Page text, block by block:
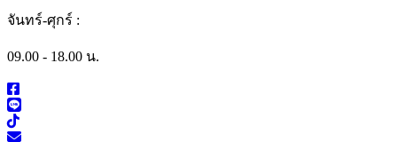
จันทร์-ศุกร์ :
09.00 - 18.00 น.